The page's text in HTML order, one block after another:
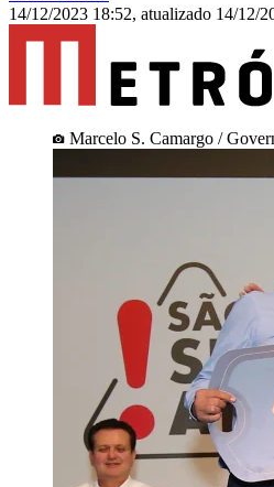
14/12/2023 18:52, atualizado 14/12/
Marcelo S. Camargo /